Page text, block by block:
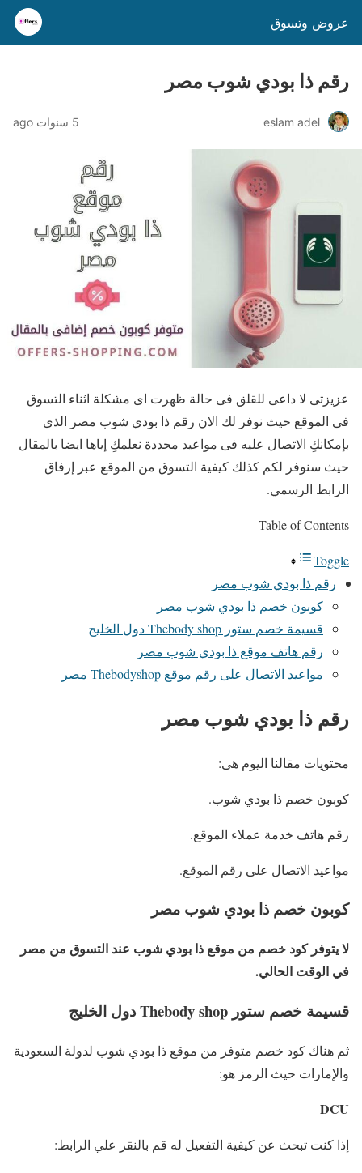
عروض وتسوق
رقم ذا بودي شوب مصر
eslam adel 5 سنوات ago
عزيزتى لا داعى للقلق فى حالة ظهرت اى مشكلة اثناء التسوق
فى الموقع حيث نوفر لك الان رقم ذا بودي شوب مصر الذى
بإمكانكِ الاتصال عليه فى مواعيد محددة نعلمكِ إياها ايضا بالمقال
حيث سنوفر لكم كذلك كيفية التسوق من الموقع عبر إرفاق
الرابط الرسمي.
Table of Contents
Toggle
رقم ذا بودي شوب مصر
كوبون خصم ذا بودي شوب مصر
قسيمة خصم ستور Thebody shop دول الخليج
رقم هاتف موقع ذا بودي شوب مصر
مواعيد الاتصال على رقم موقع Thebodyshop مصر
رقم ذا بودي شوب مصر
محتويات مقالنا اليوم هى:
كوبون خصم ذا بودي شوب.
رقم هاتف خدمة عملاء الموقع.
مواعيد الاتصال على رقم الموقع.
كوبون خصم ذا بودي شوب مصر
لا يتوفر كود خصم من موقع ذا بودي شوب عند التسوق من مصر
في الوقت الحالي.
قسيمة خصم ستور Thebody shop دول الخليج
ثم هناك كود خصم متوفر من موقع ذا بودي شوب لدولة السعودية
والإمارات حيث الرمز هو:
DCU
إذا كنت تبحث عن كيفية التفعيل له قم بالنقر علي الرابط: